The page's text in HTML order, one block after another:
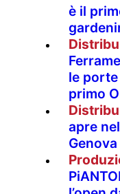
è il
le
primo
apre
Genova